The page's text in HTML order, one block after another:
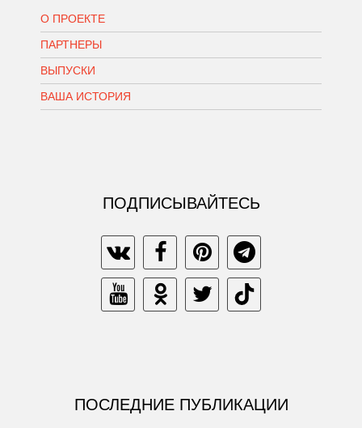
О ПРОЕКТЕ
ПАРТНЕРЫ
ВЫПУСКИ
ВАША ИСТОРИЯ
ПОДПИСЫВАЙТЕСЬ
ПОСЛЕДНИЕ ПУБЛИКАЦИИ